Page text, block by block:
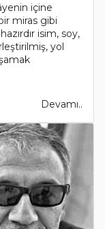
içine
miras gibi
isim, soy,
yol
Devamı..